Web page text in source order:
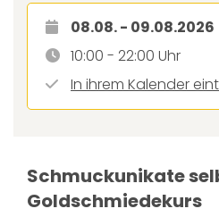
08.08. - 09.08.2026
10:00 - 22:00 Uhr
In ihrem Kalender
Schmuckunikate
Goldschmiedekurs